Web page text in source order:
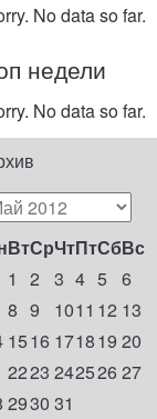
No data so far.
недели
No data so far.
ВтСрЧтПтСбВс
1 2 3 4 5 6
8 9 1011 12 13
1516 171819 20
2223 24252627
2930 31